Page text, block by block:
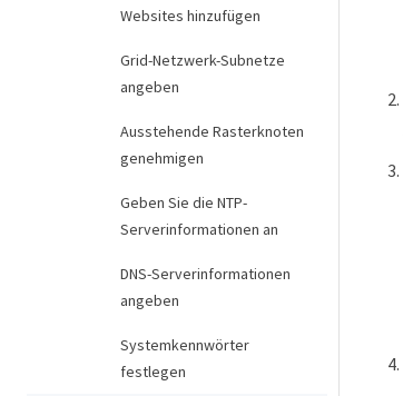
Websites hinzufügen
Grid-Netzwerk-Subnetze
angeben
Ausstehende Rasterknoten
genehmigen
Geben Sie die NTP-
Serverinformationen an
DNS-Serverinformationen
angeben
Systemkennwörter
festlegen